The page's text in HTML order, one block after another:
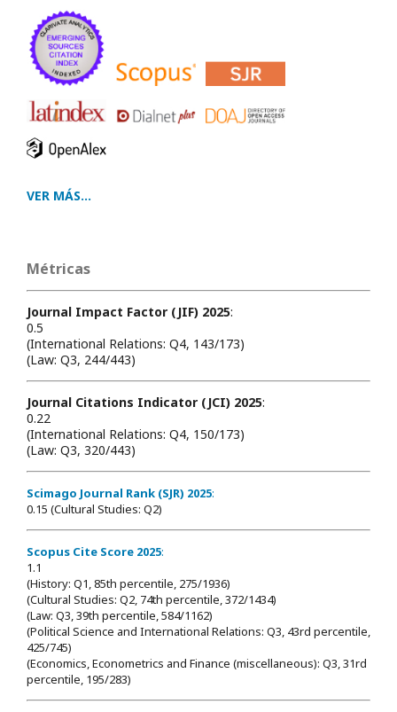
VER MÁS...
Métricas
Journal Impact Factor (JIF) 2025:
0.5
(International Relations: Q4, 143/173)
(Law: Q3, 244/443)
Journal Citations Indicator (JCI) 2025:
0.22
(International Relations: Q4, 150/173)
(Law: Q3, 320/443)
Scimago Journal Rank (SJR) 2025:
0.15 (Cultural Studies: Q2)
Scopus Cite Score 2025:
1.1
(History: Q1, 85th percentile, 275/1936)
(Cultural Studies: Q2, 74th percentile, 372/1434)
(Law: Q3, 39th percentile, 584/1162)
(Political Science and International Relations: Q3, 43rd percentile,
425/745)
(Economics, Econometrics and Finance (miscellaneous): Q3, 31rd
percentile, 195/283)